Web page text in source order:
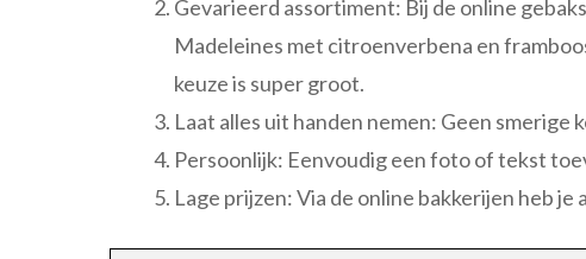
Gevarieerd assortiment: Bij de online
Madeleines met citroenverbena en
keuze is super groot.
Laat alles uit handen nemen: Geen smerige
Persoonlijk: Eenvoudig een foto of tekst
Lage prijzen: Via de online bakkerijen heb